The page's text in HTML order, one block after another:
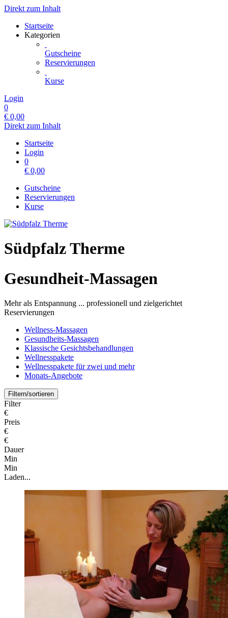
Direkt zum Inhalt
Startseite
Kategorien
Gutscheine
Reservierungen
Kurse
Login
0
€ 0,00
Direkt zum Inhalt
Startseite
Login
0
€ 0,00
Gutscheine
Reservierungen
Kurse
Südpfalz Therme
Gesundheit-Massagen
Mehr als Entspannung ... professionell und zielgerichtet
Reservierungen
Wellness-Massagen
Gesundheits-Massagen
Klassische Gesichtsbehandlungen
Wellnesspakete
Wellnesspakete für zwei und mehr
Monats-Angebote
Filtern/sortieren
Filter
€
Preis
€
€
Dauer
Min
Min
Laden...